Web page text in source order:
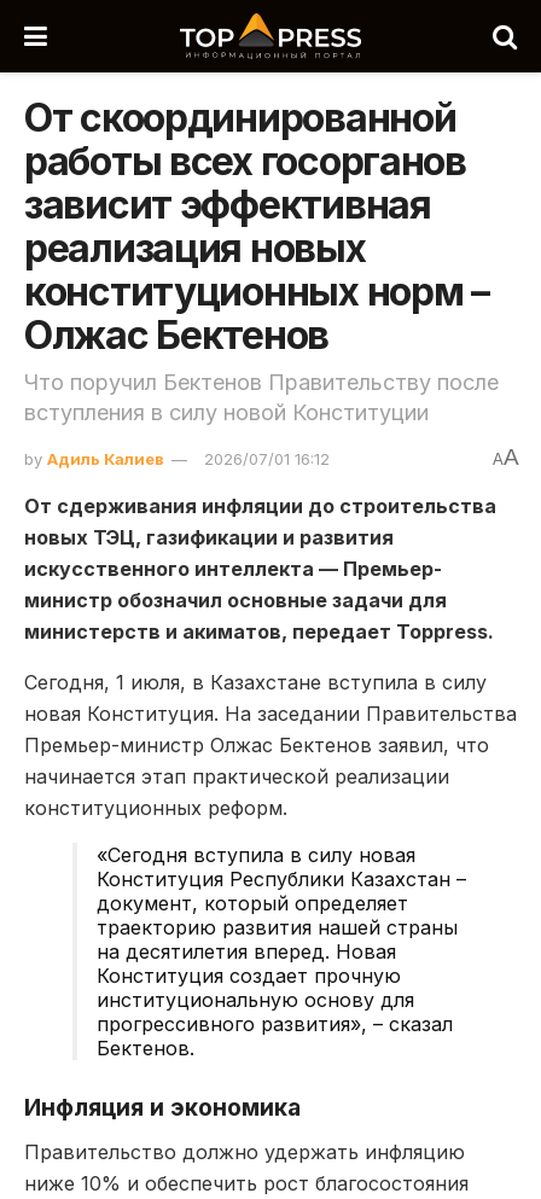
От скоординированной
работы всех госорганов
зависит эффективная
реализация новых
конституционных норм –
Олжас Бектенов
Что поручил Бектенов Правительству после
вступления в силу новой Конституции
by Адиль Калиев 2026/07/01 16:12 AA
От сдерживания инфляции до строительства
новых ТЭЦ, газификации и развития
искусственного интеллекта — Премьер-
министр обозначил основные задачи для
министерств и акиматов, передает Toppress.
Сегодня, 1 июля, в Казахстане вступила в силу
новая Конституция. На заседании Правительства
Премьер-министр Олжас Бектенов заявил, что
начинается этап практической реализации
конституционных реформ.
«Сегодня вступила в силу новая
Конституция Республики Казахстан –
документ, который определяет
траекторию развития нашей страны
на десятилетия вперед. Новая
Конституция создает прочную
институциональную основу для
прогрессивного развития», – сказал
Бектенов.
Инфляция и экономика
Правительство должно удержать инфляцию
ниже 10% и обеспечить рост благосостояния